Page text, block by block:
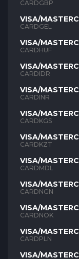
GBP
CARDGBP
VISA/
GEL
CARDGEL
VISA/
HUF
CARDHUF
VISA/
IDR
CARDIDR
VISA/
INR
CARDINR
VISA/
KGS
CARDKGS
VISA/
KZT
CARDKZT
VISA/
MDL
CARDMDL
VISA/
NGN
CARDNGN
VISA/
NOK
CARDNOK
VISA/
PLN
CARDPLN
VISA/